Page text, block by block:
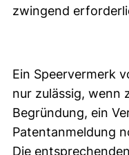
zwingend
Ein Speervermerk
nur zulässig, wenn
Begründung, ein
Patentanmeldung
Die